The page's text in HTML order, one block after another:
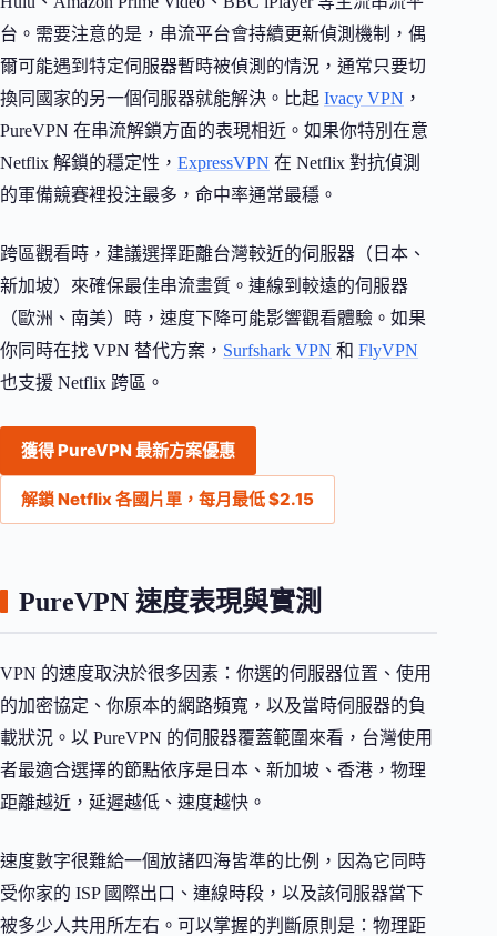
台。需要注意的是，串流平台會持續更新偵測機制，偶
爾可能遇到特定伺服器暫時被偵測的情況，通常只要切
換同國家的另一個伺服器就能解決。比起 Ivacy VPN ，
PureVPN 在串流解鎖方面的表現相近。如果你特別在意
Netflix 解鎖的穩定性， ExpressVPN 在 Netflix 對抗偵測
的軍備競賽裡投注最多，命中率通常最穩。
跨區觀看時，建議選擇距離台灣較近的伺服器（日本、
新加坡）來確保最佳串流畫質。連線到較遠的伺服器
（歐洲、南美）時，速度下降可能影響觀看體驗。如果
你同時在找 VPN 替代方案， Surfshark VPN 和 FlyVPN
也支援 Netflix 跨區。
獲得 PureVPN 最新方案優惠
解鎖 Netflix 各國片單，每月最低 $2.15
PureVPN 速度表現與實測
VPN 的速度取決於很多因素：你選的伺服器位置、使用
的加密協定、你原本的網路頻寬，以及當時伺服器的負
載狀況。以 PureVPN 的伺服器覆蓋範圍來看，台灣使用
者最適合選擇的節點依序是日本、新加坡、香港，物理
距離越近，延遲越低、速度越快。
速度數字很難給一個放諸四海皆準的比例，因為它同時
受你家的 ISP 國際出口、連線時段，以及該伺服器當下
被多少人共用所左右。可以掌握的判斷原則是：物理距